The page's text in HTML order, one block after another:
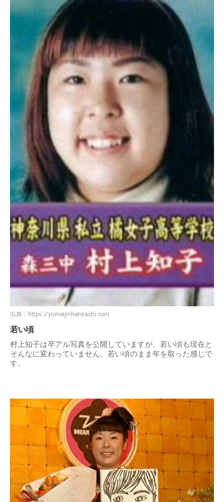
出典： https://yumeijinhensachi.com
若い頃
村上知子は卒アル写真を公開していますが、若い頃も現在と
そんなに変わっていません。若い頃のまま年を取った感じで
す。